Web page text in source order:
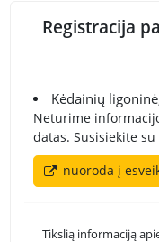
Registracija
Kėdainių
Neturime
datas. Susisiekite
nuoroda į
Tikslią informaciją